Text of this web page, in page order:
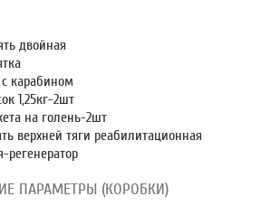
двойная
карабином
1,25кг-2шт
на голень-2шт
верхней тяги реабилитационная
регенератор
ПАРАМЕТРЫ (КОРОБКИ)